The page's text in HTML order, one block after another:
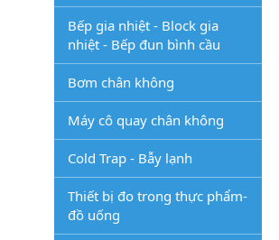
Bếp gia nhiệt - Block gia
nhiệt - Bếp đun bình cầu
Bơm chân không
Máy cô quay chân không
Cold Trap - Bẫy lạnh
Thiết bị đo trong thực phẩm-
đồ uống